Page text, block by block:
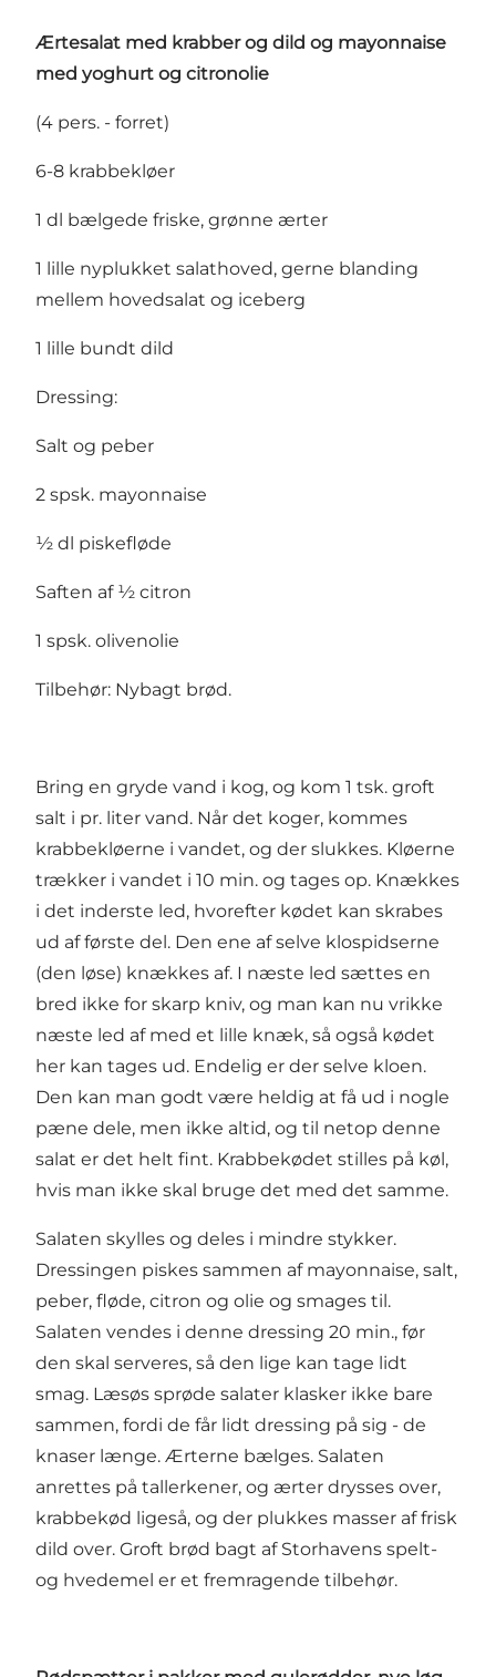
Ærtesalat med krabber og dild og mayonnaise
med yoghurt og citronolie
(4 pers. - forret)
6-8 krabbekløer
1 dl bælgede friske, grønne ærter
1 lille nyplukket salathoved, gerne blanding
mellem hovedsalat og iceberg
1 lille bundt dild
Dressing:
Salt og peber
2 spsk. mayonnaise
½ dl piskefløde
Saften af ½ citron
1 spsk. olivenolie
Tilbehør: Nybagt brød.
Bring en gryde vand i kog, og kom 1 tsk. groft
salt i pr. liter vand. Når det koger, kommes
krabbekløerne i vandet, og der slukkes. Kløerne
trækker i vandet i 10 min. og tages op. Knækkes
i det inderste led, hvorefter kødet kan skrabes
ud af første del. Den ene af selve klospidserne
(den løse) knækkes af. I næste led sættes en
bred ikke for skarp kniv, og man kan nu vrikke
næste led af med et lille knæk, så også kødet
her kan tages ud. Endelig er der selve kloen.
Den kan man godt være heldig at få ud i nogle
pæne dele, men ikke altid, og til netop denne
salat er det helt fint. Krabbekødet stilles på køl,
hvis man ikke skal bruge det med det samme.
Salaten skylles og deles i mindre stykker.
Dressingen piskes sammen af mayonnaise, salt,
peber, fløde, citron og olie og smages til.
Salaten vendes i denne dressing 20 min., før
den skal serveres, så den lige kan tage lidt
smag. Læsøs sprøde salater klasker ikke bare
sammen, fordi de får lidt dressing på sig - de
knaser længe. Ærterne bælges. Salaten
anrettes på tallerkener, og ærter drysses over,
krabbekød ligeså, og der plukkes masser af frisk
dild over. Groft brød bagt af Storhavens spelt-
og hvedemel er et fremragende tilbehør.